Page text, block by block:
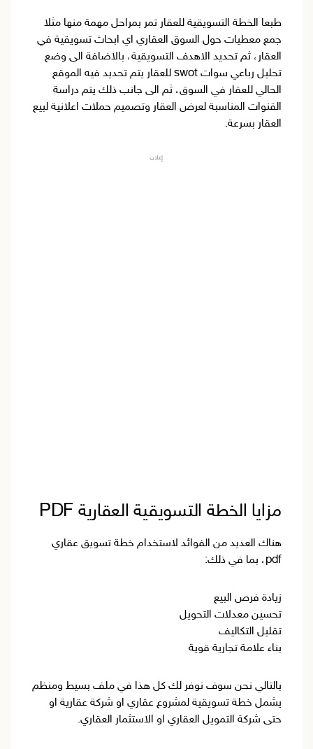
طبعا الخطة التسويقية للعقار تمر بمراحل مهمة منها مثلا
جمع معطيات حول السوق العقاري اي ابحاث تسويقية في
العقار، ثم تحديد الاهدف التسويقية، بالاضافة الى وضع
تحليل رباعي سوات swot للعقار يتم تحديد فيه الموقع
الحالي للعقار في السوق، ثم الى جانب ذلك يتم دراسة
القنوات المناسبة لعرض العقار وتصميم حملات اعلانية لبيع
العقار بسرعة.
إعلان
مزايا الخطة التسويقية العقارية PDF
هناك العديد من الفوائد لاستخدام خطة تسويق عقاري
pdf، بما في ذلك:
زيادة فرص البيع
تحسين معدلات التحويل
تقليل التكاليف
بناء علامة تجارية قوية
بالتالي نحن سوف نوفر لك كل هذا في ملف بسيط ومنظم
يشمل خطة تسويقية لمشروع عقاري او شركة عقارية او
حتى شركة التمويل العقاري او الاستثمار العقاري.